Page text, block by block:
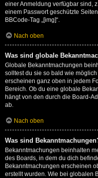
einer Anmeldung verfügbar sind,
einem Passwort geschützte
BBCode-Tag „[img]“.
Nach oben
Was sind globale
Globale Bekanntmachungen
solltest du sie so bald wie
erscheinen ganz oben in jedem
Bereich. Ob du eine globale
hängt von den durch die Board-
ab.
Nach oben
Was sind
Bekanntmachungen beinhalten
des Boards, in dem du dich
Bekanntmachungen erscheinen
erstellt wurden. Wie bei globalen